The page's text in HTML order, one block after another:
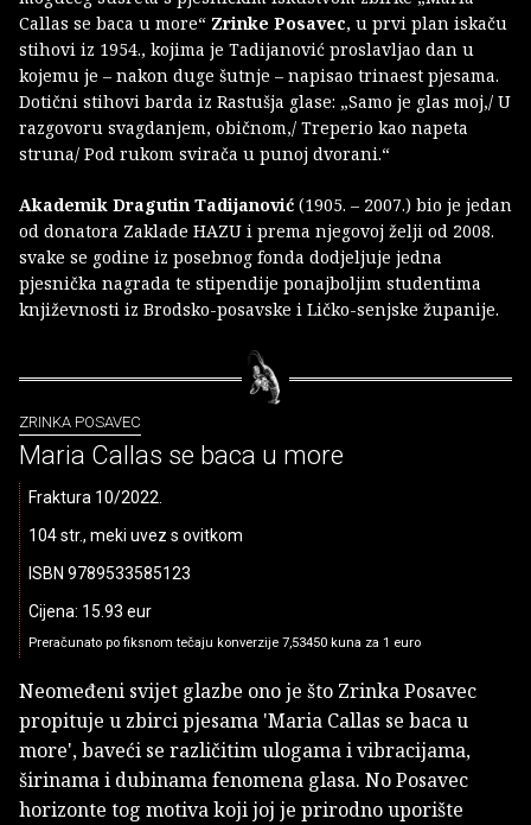
Callas se baca u more“ Zrinke Posavec, u prvi plan iskaču
stihovi iz 1954., kojima je Tadijanović proslavljao dan u
kojemu je – nakon duge šutnje – napisao trinaest pjesama.
Dotični stihovi barda iz Rastušja glase: „Samo je glas moj,/ U
razgovoru svagdanjem, običnom,/ Treperio kao napeta
struna/ Pod rukom svirača u punoj dvorani.“
Akademik Dragutin Tadijanović (1905. – 2007.) bio je jedan
od donatora Zaklade HAZU i prema njegovoj želji od 2008.
svake se godine iz posebnog fonda dodjeljuje jedna
pjesnička nagrada te stipendije ponajboljim studentima
književnosti iz Brodsko-posavske i Ličko-senjske županije.
ZRINKA POSAVEC
Maria Callas se baca u more
Fraktura 10/2022.
104 str., meki uvez s ovitkom
ISBN 9789533585123
Cijena: 15.93 eur
Preračunato po fiksnom tečaju konverzije 7,53450 kuna za 1 euro
Neomeđeni svijet glazbe ono je što Zrinka Posavec
propituje u zbirci pjesama 'Maria Callas se baca u
more', baveći se različitim ulogama i vibracijama,
širinama i dubinama fenomena glasa. No Posavec
horizonte tog motiva koji joj je prirodno uporište